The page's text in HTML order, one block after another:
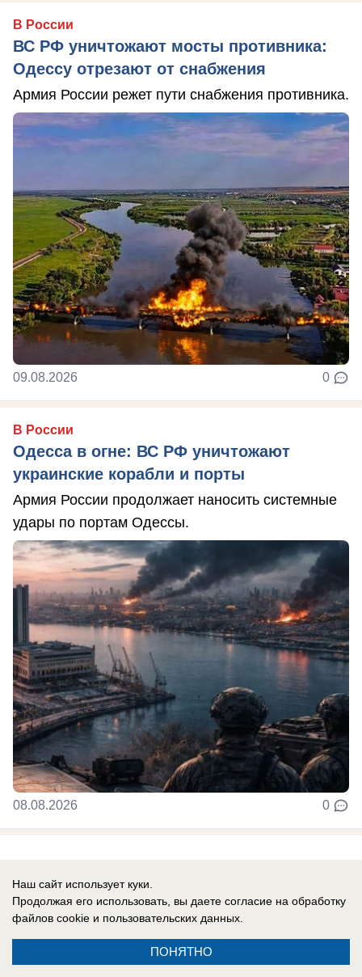
В России
ВС РФ уничтожают мосты противника:
Одессу отрезают от снабжения
Армия России режет пути снабжения противника.
09.08.2026 0
В России
Одесса в огне: ВС РФ уничтожают
украинские корабли и порты
Армия России продолжает наносить системные
удары по портам Одессы.
08.08.2026 0
Наш сайт использует куки.
Продолжая его использовать, вы даете согласие на обработку
файлов cookie и пользовательских данных.
ПОНЯТНО